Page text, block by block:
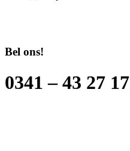
Bel ons!
0341 – 43 27 17